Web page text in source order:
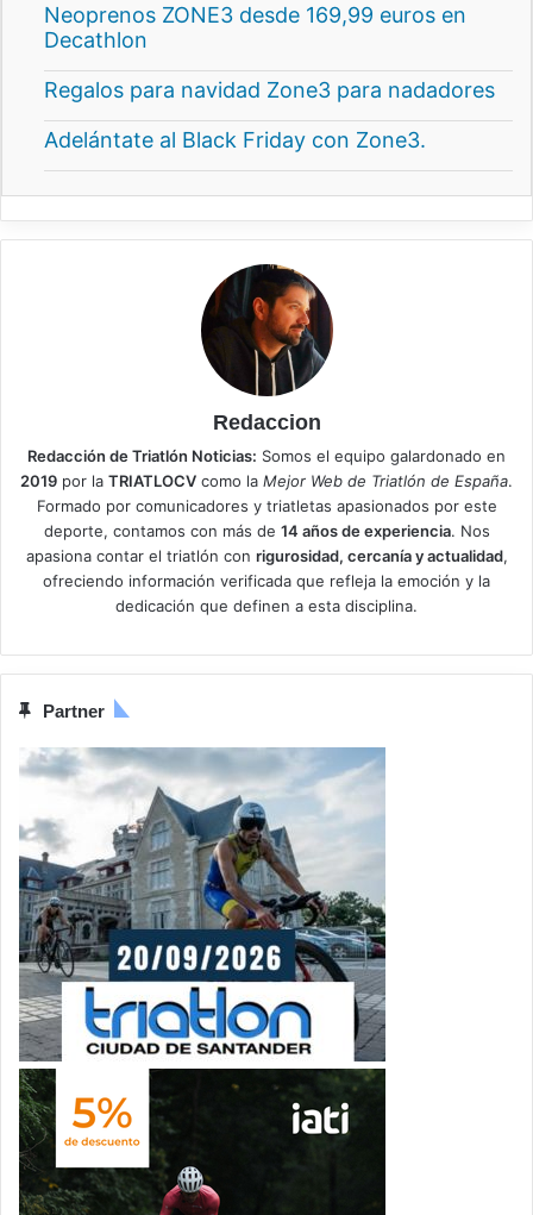
Neoprenos ZONE3 desde 169,99 euros en
Decathlon
Regalos para navidad Zone3 para nadadores
Adelántate al Black Friday con Zone3.
Redaccion
Redacción de Triatlón Noticias: Somos el equipo galardonado en
2019 por la TRIATLOCV como la Mejor Web de Triatlón de España.
Formado por comunicadores y triatletas apasionados por este
deporte, contamos con más de 14 años de experiencia. Nos
apasiona contar el triatlón con rigurosidad, cercanía y actualidad,
ofreciendo información verificada que refleja la emoción y la
dedicación que definen a esta disciplina.
Partner